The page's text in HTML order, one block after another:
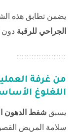
يضمن تطابق هذه
الجراحي للرقبة دون
من غرفة
اللغلوغ
يسبق شفط الدهون
سلامة المريض